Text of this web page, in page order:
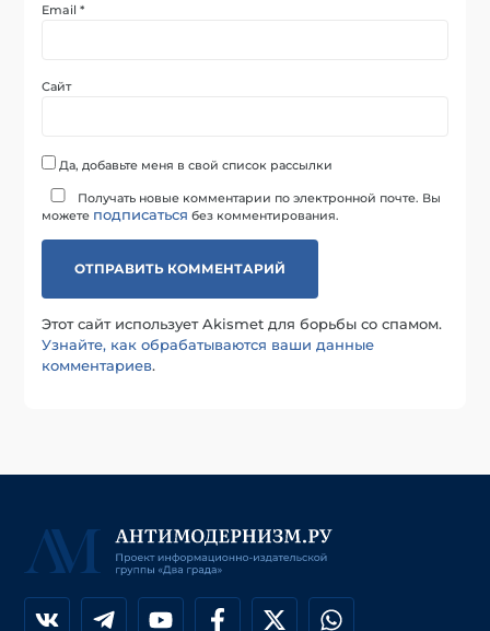
Email*
Сайт
Да, добавьте меня в свой список рассылки
Получать новые комментарии по электронной почте. Вы
можете подписаться без комментирования.
Этот сайт использует Akismet для борьбы со спамом.
Узнайте, как обрабатываются ваши данные
комментариев.